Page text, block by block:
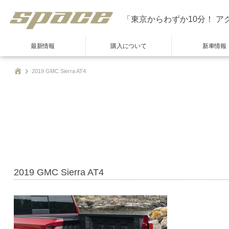
「東京からわずか10分！ ア
最新情報 購入について 新車情報
2019 GMC Sierra AT4
2019 GMC Sierra AT4